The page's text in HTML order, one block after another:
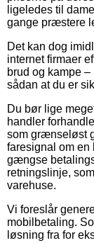
ligeledes til
gange præstere
Det kan dog
internet firmaer
brud og kampe
sådan at du er
Du bør lige
handler
som grænseløst
faresignal om en
gængse
retningslinje,
varehuse.
Vi foreslår
mobilbetaling.
løsning fra for